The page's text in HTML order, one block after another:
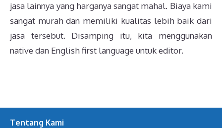
jasa lainnya yang harganya sangat mahal. Biaya kami
sangat murah dan memiliki kualitas lebih baik dari
jasa tersebut. Disamping itu, kita menggunakan
native dan English first language untuk editor.
Tentang Kami